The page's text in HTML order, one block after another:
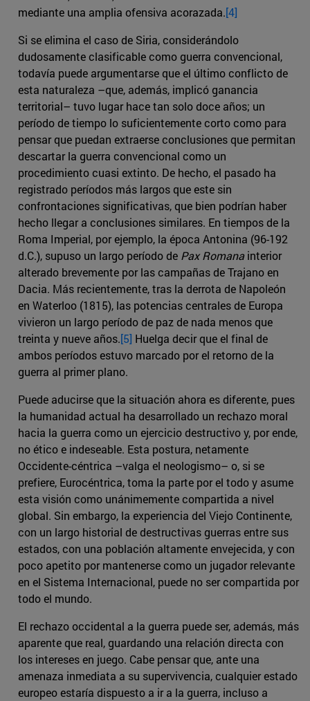
mediante una amplia ofensiva acorazada.[4]
Si se elimina el caso de Siria, considerándolo
dudosamente clasificable como guerra convencional,
todavía puede argumentarse que el último conflicto de
esta naturaleza –que, además, implicó ganancia
territorial– tuvo lugar hace tan solo doce años; un
período de tiempo lo suficientemente corto como para
pensar que puedan extraerse conclusiones que permitan
descartar la guerra convencional como un
procedimiento cuasi extinto. De hecho, el pasado ha
registrado períodos más largos que este sin
confrontaciones significativas, que bien podrían haber
hecho llegar a conclusiones similares. En tiempos de la
Roma Imperial, por ejemplo, la época Antonina (96-192
d.C.), supuso un largo período de Pax Romanainterior
alterado brevemente por las campañas de Trajano en
Dacia. Más recientemente, tras la derrota de Napoleón
en Waterloo (1815), las potencias centrales de Europa
vivieron un largo período de paz de nada menos que
treinta y nueve años.[5] Huelga decir que el final de
ambos períodos estuvo marcado por el retorno de la
guerra al primer plano.
Puede aducirse que la situación ahora es diferente, pues
la humanidad actual ha desarrollado un rechazo moral
hacia la guerra como un ejercicio destructivo y, por ende,
no ético e indeseable. Esta postura, netamente
Occidente-céntrica –valga el neologismo– o, si se
prefiere, Eurocéntrica, toma la parte por el todo y asume
esta visión como unánimemente compartida a nivel
global. Sin embargo, la experiencia del Viejo Continente,
con un largo historial de destructivas guerras entre sus
estados, con una población altamente envejecida, y con
poco apetito por mantenerse como un jugador relevante
en el Sistema Internacional, puede no ser compartida por
todo el mundo.
El rechazo occidental a la guerra puede ser, además, más
aparente que real, guardando una relación directa con
los intereses en juego. Cabe pensar que, ante una
amenaza inmediata a su supervivencia, cualquier estado
europeo estaría dispuesto a ir a la guerra, incluso a